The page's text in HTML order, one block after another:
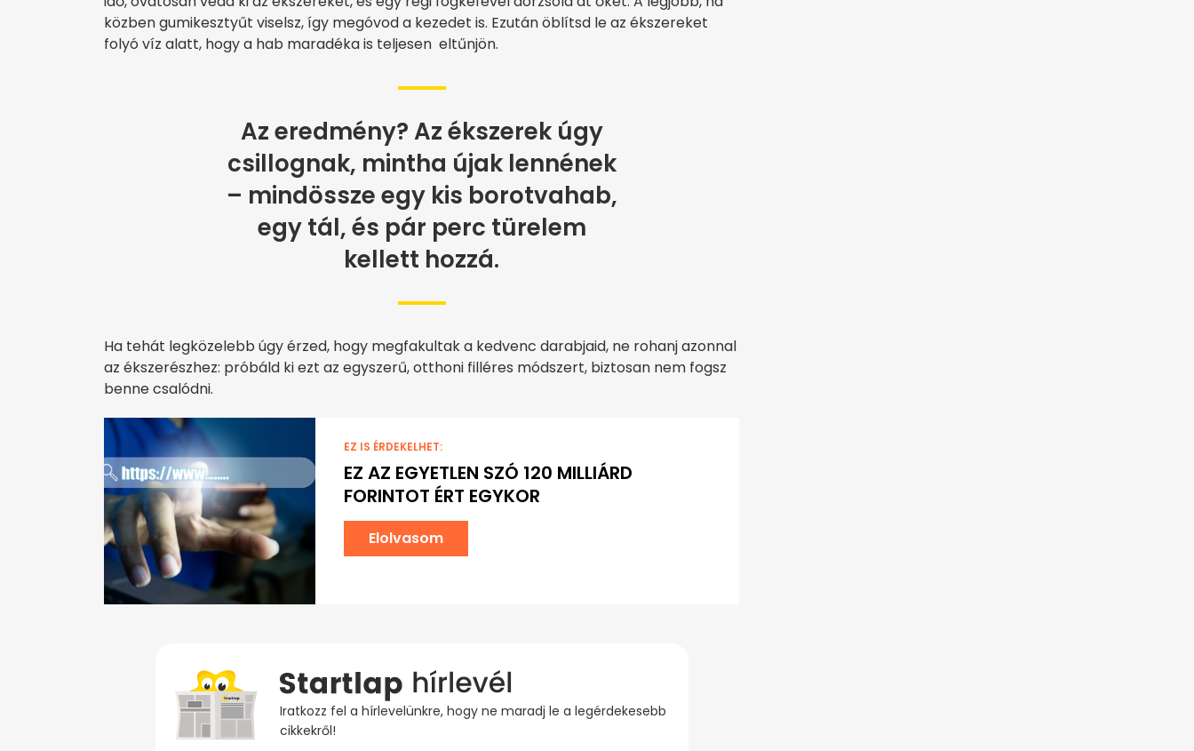
közben gumikesztyűt viselsz, így megóvod a kezedet is. Ezután öblítsd le az ékszereket
folyó víz alatt, hogy a hab maradéka is teljesen eltűnjön.
Az eredmény? Az ékszerek úgy
csillognak, mintha újak lennének
– mindössze egy kis borotvahab,
egy tál, és pár perc türelem
kellett hozzá.
Ha tehát legközelebb úgy érzed, hogy megfakultak a kedvenc darabjaid, ne rohanj azonnal
az ékszerészhez: próbáld ki ezt az egyszerű, otthoni filléres módszert, biztosan nem fogsz
benne csalódni.
EZ IS ÉRDEKELHET:
EZ AZ EGYETLEN SZÓ 120 MILLIÁRD
FORINTOT ÉRT EGYKOR
Elolvasom
Iratkozz fel a hírlevelünkre, hogy ne maradj le a legérdekesebb
cikkekről!